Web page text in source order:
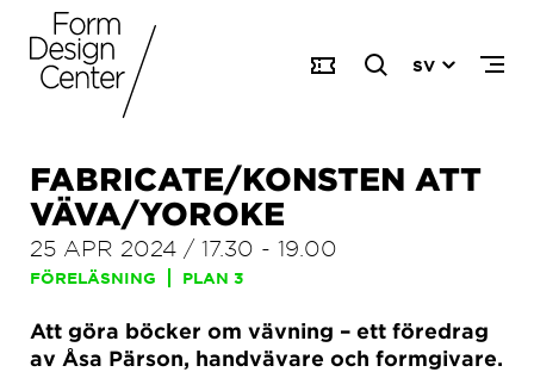
SV
FABRICATE/KONSTEN ATT
VÄVA/YOROKE
25 APR 2024 / 17.30 - 19.00
FÖRELÄSNING PLAN 3
Att göra böcker om vävning – ett föredrag
av Åsa Pärson, handvävare och formgivare.